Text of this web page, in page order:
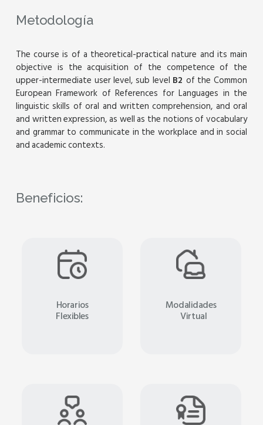
Metodología
The course is of a theoretical-practical nature and its main
objective is the acquisition of the competence of the
upper-intermediate user level, sub level B2 of the Common
European Framework of References for Languages in the
linguistic skills of oral and written comprehension, and oral
and written expression, as well as the notions of vocabulary
and grammar to communicate in the workplace and in social
and academic contexts.
Beneficios:
Horarios
Flexibles
Modalidades
Virtual